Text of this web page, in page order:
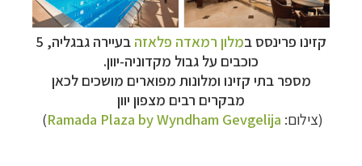
קזינו פרינסס במלון רמאדה פלאזה
בעיירה גבגליה, 5
כוכבים על גבול מקדוניה-יוון.
מספר בתי קזינו ומלונות מפוארים מושכים לכאן
מבקרים רבים מצפון יוון
(צילום: Ramada Plaza by Wyndham Gevgelija
)